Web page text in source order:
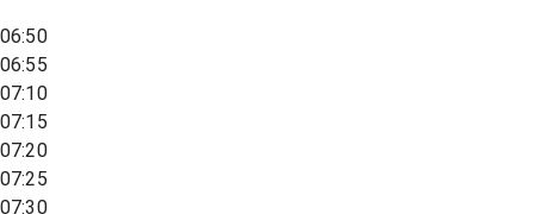
06:50
06:55
07:10
07:15
07:20
07:25
07:30